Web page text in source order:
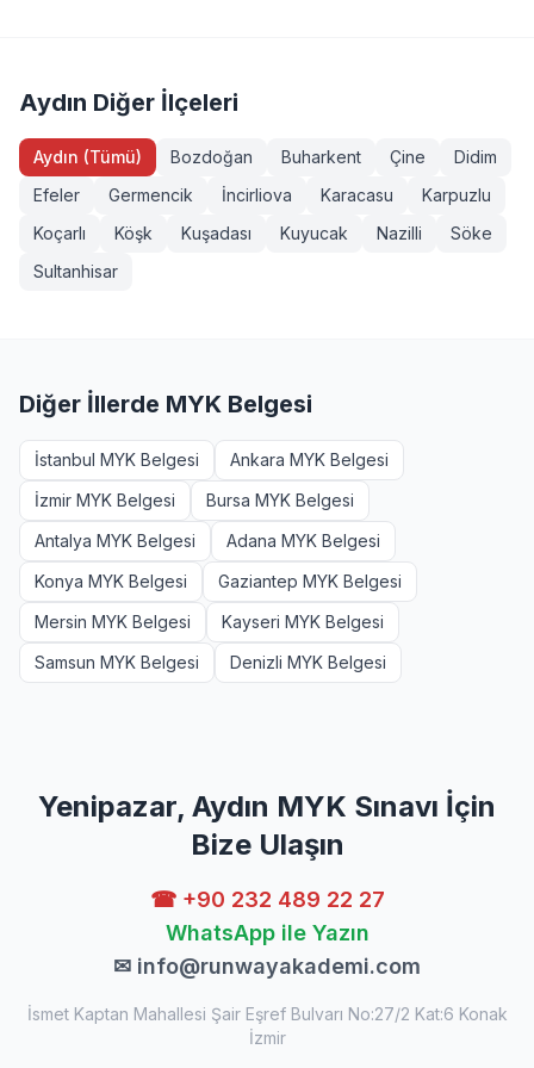
sınavlarımız MYK onaylı ve TÜRKAK akreditasyonludur.
isteyenler +90 232 489 22 27 numarasından detaylı bilgi
alabilir.
Aydın Diğer İlçeleri
Aydın (Tümü) Bozdoğan Buharkent Çine
Didim
Efeler
Germencik İncirliova Karacasu
Karpuzlu
Koçarlı
Köşk Kuşadası Kuyucak Nazilli
Söke
Sultanhisar
Diğer İllerde MYK Belgesi
İstanbul MYK Belgesi
Ankara MYK Belgesi
İzmir MYK Belgesi
Bursa MYK Belgesi
Antalya MYK Belgesi
Adana MYK Belgesi
Konya MYK Belgesi
Gaziantep MYK Belgesi
Mersin MYK Belgesi
Kayseri MYK Belgesi
Samsun MYK Belgesi
Denizli MYK Belgesi
Yenipazar, Aydın MYK Sınavı İçin
Bize Ulaşın
☎ +90 232 489 22 27
WhatsApp ile Yazın
✉ info@runwayakademi.com
İsmet Kaptan Mahallesi Şair Eşref Bulvarı No:27/2 Kat:6 Konak
İzmir